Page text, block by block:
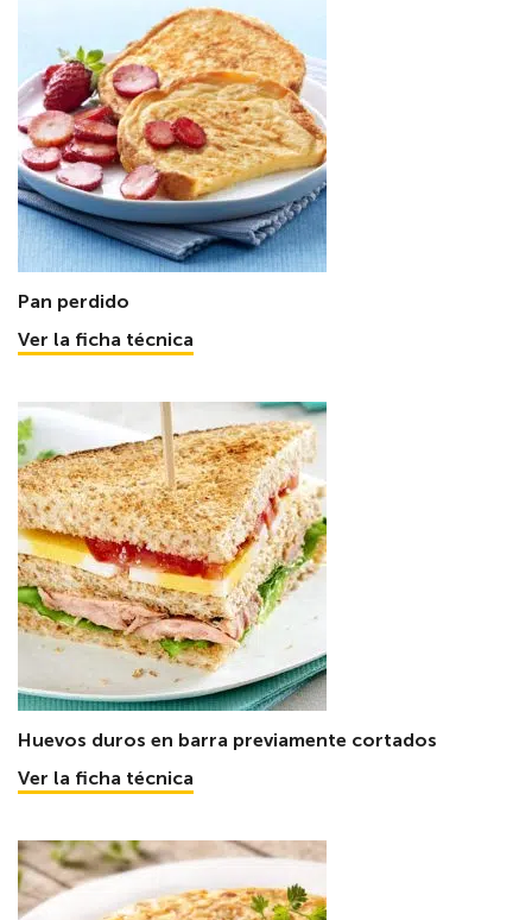
Pan perdido
Ver la ficha técnica
Huevos duros en barra previamente cortados
Ver la ficha técnica